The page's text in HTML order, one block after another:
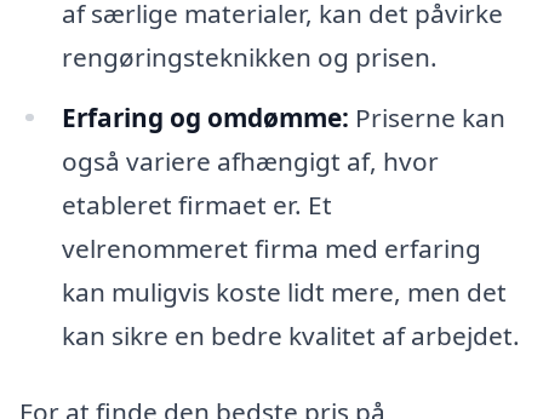
af særlige materialer, kan det påvirke
rengøringsteknikken og prisen.
Erfaring og omdømme: Priserne kan
også variere afhængigt af, hvor
etableret firmaet er. Et
velrenommeret firma med erfaring
kan muligvis koste lidt mere, men det
kan sikre en bedre kvalitet af arbejdet.
For at finde den bedste pris på